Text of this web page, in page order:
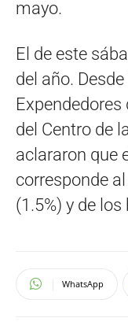
mayo.
El de este
del año.
del Centro de
aclararon que
corresponde
(1.5%) y de
WhatsApp